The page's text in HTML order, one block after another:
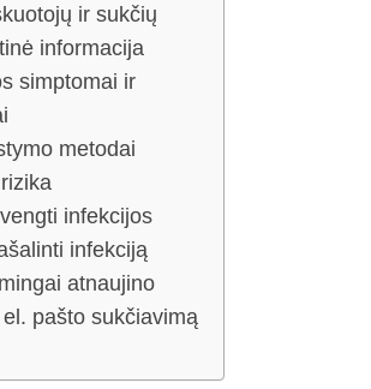
ir sukčių
informacija
simptomai ir
metodai
infekcijos
infekciją
atnaujino
pašto sukčiavimą